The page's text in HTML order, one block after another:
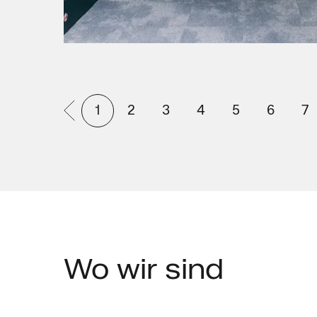
1 2 3 4 5 6 7
Wo wir sind